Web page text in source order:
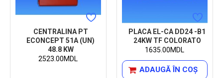
CENTRALINA PT
ECONCEPT 51A (UN)
48.8 KW
2523.00MDL
PLACA EL-CA DD24 -B1
24KW TF COLORATO
1635.00MDL
ADAUGĂ ÎN COŞ